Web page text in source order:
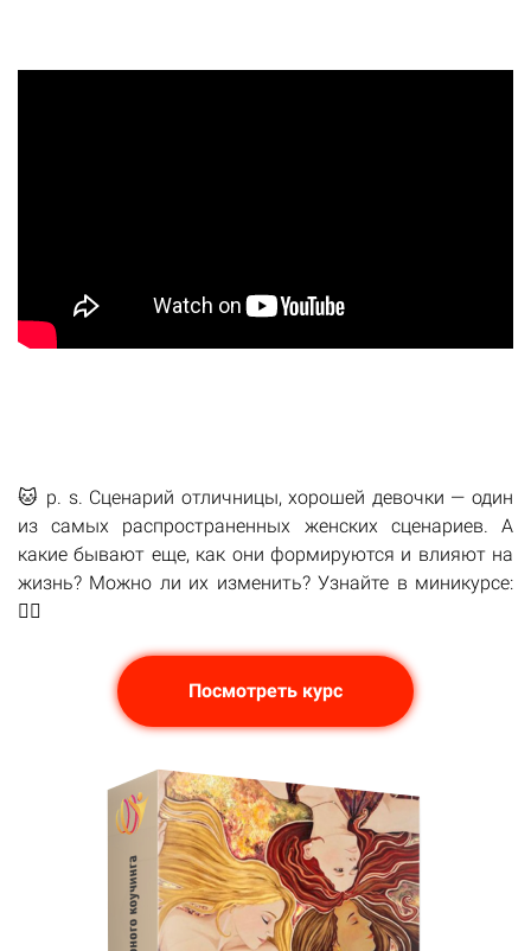
🐱 p. s. Сценарий отличницы, хорошей девочки — один
из самых распространенных женских сценариев. А
какие бывают еще, как они формируются и влияют на
жизнь? Можно ли их изменить? Узнайте в миникурсе:
👉🏻
Посмотреть курс